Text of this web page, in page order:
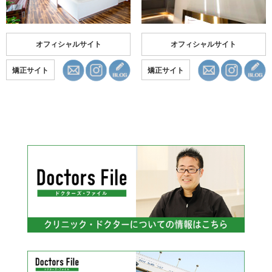
オフィシャルサイト
矯正サイト
オフィシャルサイト
矯正サイト